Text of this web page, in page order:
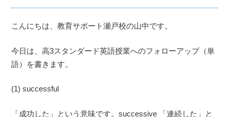
こんにちは、教育サポート瀬戸校の山中です。
今日は、高3スタンダード英語授業へのフォローアップ（単
語）を書きます。
(1) successful
「成功した」という意味です。successive 「連続した」と